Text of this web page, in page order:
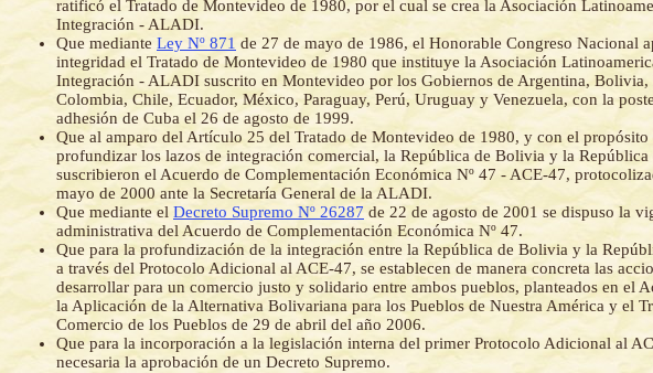
ratificó el Tratado de Montevideo de 1980, por el cual se crea la Asociación
Integración - ALADI.
Que mediante Ley Nº 871 de 27 de mayo de 1986, el Honorable Congreso Nacional
integridad el Tratado de Montevideo de 1980 que instituye la Asociación
Integración - ALADI suscrito en Montevideo por los Gobiernos de Argentina, Bolivia,
Colombia, Chile, Ecuador, México, Paraguay, Perú, Uruguay y Venezuela, con la
adhesión de Cuba el 26 de agosto de 1999.
Que al amparo del Artículo 25 del Tratado de Montevideo de 1980, y con el propósito
profundizar los lazos de integración comercial, la República de Bolivia y la República
suscribieron el Acuerdo de Complementación Económica Nº 47 - ACE-47,
mayo de 2000 ante la Secretaría General de la ALADI.
Que mediante el Decreto Supremo Nº 26287de 22 de agosto de 2001 se dispuso la
administrativa del Acuerdo de Complementación Económica Nº 47.
Que para la profundización de la integración entre la República de Bolivia y la
a través del Protocolo Adicional al ACE-47, se establecen de manera concreta las
desarrollar para un comercio justo y solidario entre ambos pueblos, planteados en el
la Aplicación de la Alternativa Bolivariana para los Pueblos de Nuestra América y el
Comercio de los Pueblos de 29 de abril del año 2006.
Que para la incorporación a la legislación interna del primer Protocolo Adicional al
necesaria la aprobación de un Decreto Supremo.